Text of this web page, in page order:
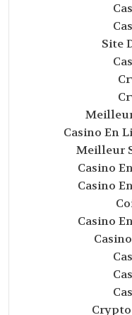
Site
Meilleur
Casino En
Meilleur
Casino
Casino
Casino